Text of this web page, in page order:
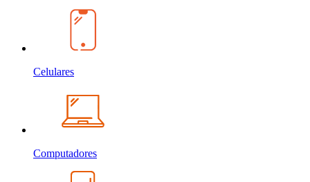
Celulares
Computadores